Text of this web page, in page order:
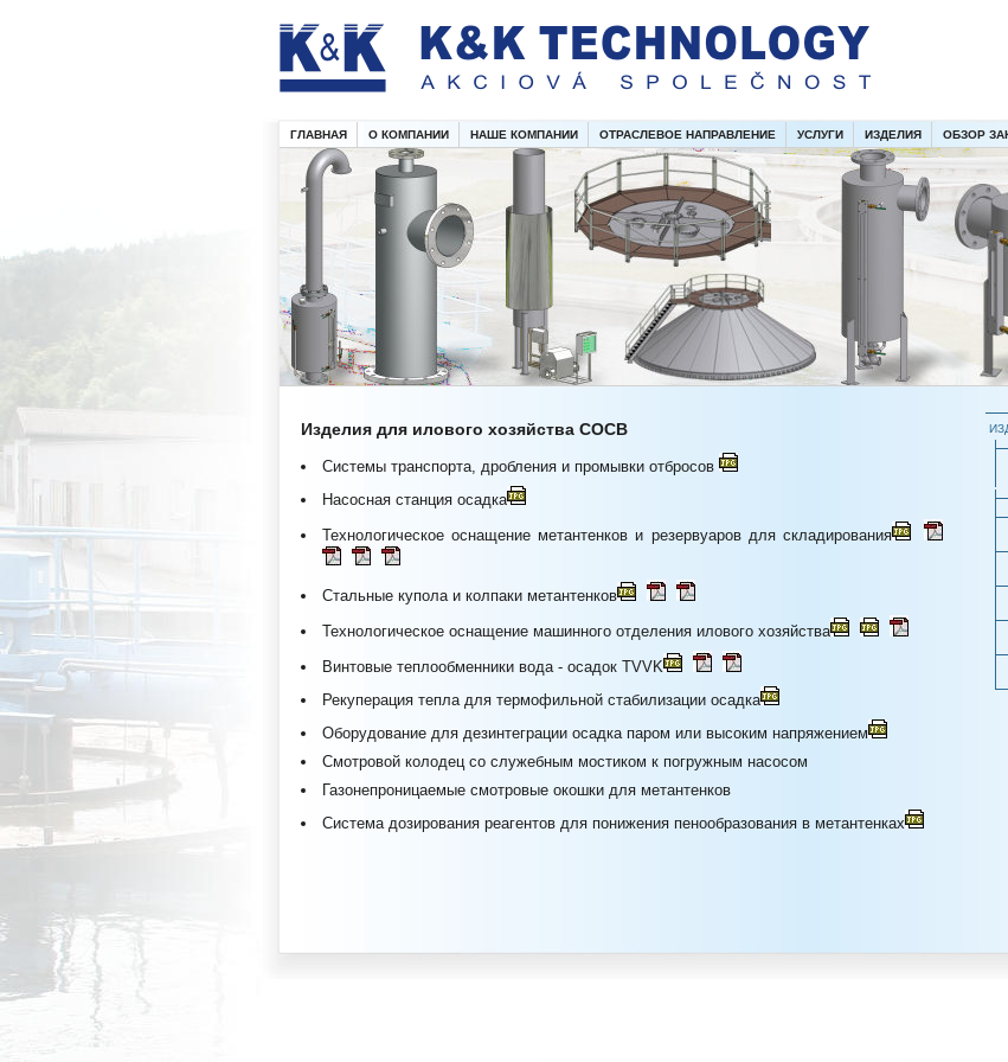
ГЛАВНАЯ О КОМПАНИИ НАШЕ КОМПАНИИ ОТРАСЛЕВОЕ НАПРАВЛЕНИЕ УСЛУГИ ИЗДЕЛИЯ ОБЗОР
Изделия для илового хозяйства СОСВ
Системы транспорта, дробления и промывки отбросов
Насосная станция осадка
Технологическое оснащение метантенков и резервуаров для складирования
Стальные купола и колпаки метантенков
Технологическое оснащение машинного отделения илового хозяйства
Винтовые теплообменники вода - осадок TVVK
Рекуперация тепла для термофильной стабилизации осадка
Оборудование для дезинтеграции осадка паром или высоким напряжением
Смотровой колодец со служебным мостиком к погружным насосом
Газонепроницаемые смотровые окошки для метантенков
Система дозирования реагентов для понижения пенообразования в метантенках